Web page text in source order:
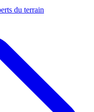
du terrain